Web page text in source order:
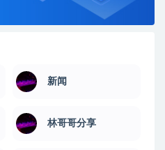
新闻
林哥哥分享